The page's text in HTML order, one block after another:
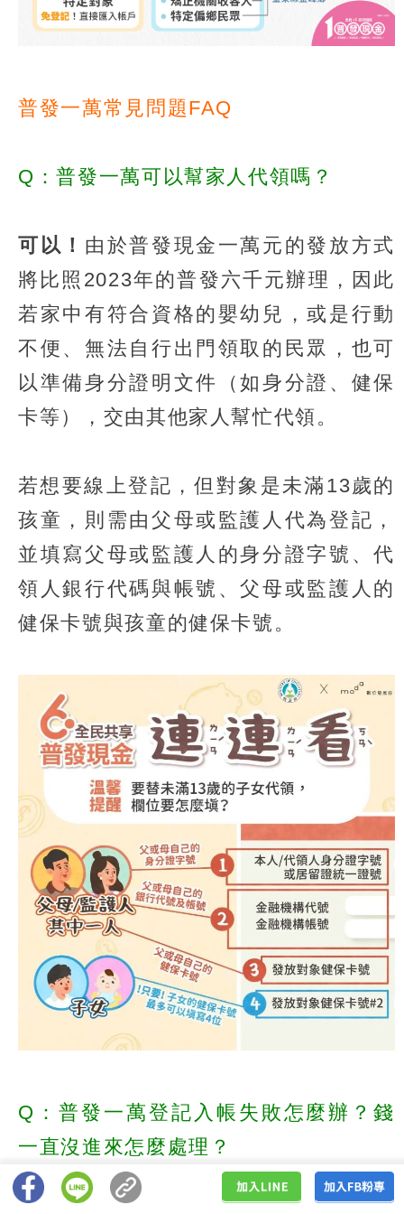
普發一萬常見問題FAQ
Q：普發一萬可以幫家人代領嗎？
可以！ 由於普發現金一萬元的發放方式
將比照2023年的普發六千元辦理，因此
若家中有符合資格的嬰幼兒，或是行動
不便、無法自行出門領取的民眾，也可
以準備身分證明文件（如身分證、健保
卡等），交由其他家人幫忙代領。
若想要線上登記，但對象是未滿13歲的
孩童，則需由父母或監護人代為登記，
並填寫父母或監護人的身分證字號、代
領人銀行代碼與帳號、父母或監護人的
健保卡號與孩童的健保卡號。
Q：普發一萬登記入帳失敗怎麼辦？錢
一直沒進來怎麼處理？